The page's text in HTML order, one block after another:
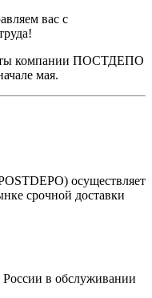
вас с
компании ПОСТДЕПО
мая.
осуществляет
срочной доставки
в обслуживании